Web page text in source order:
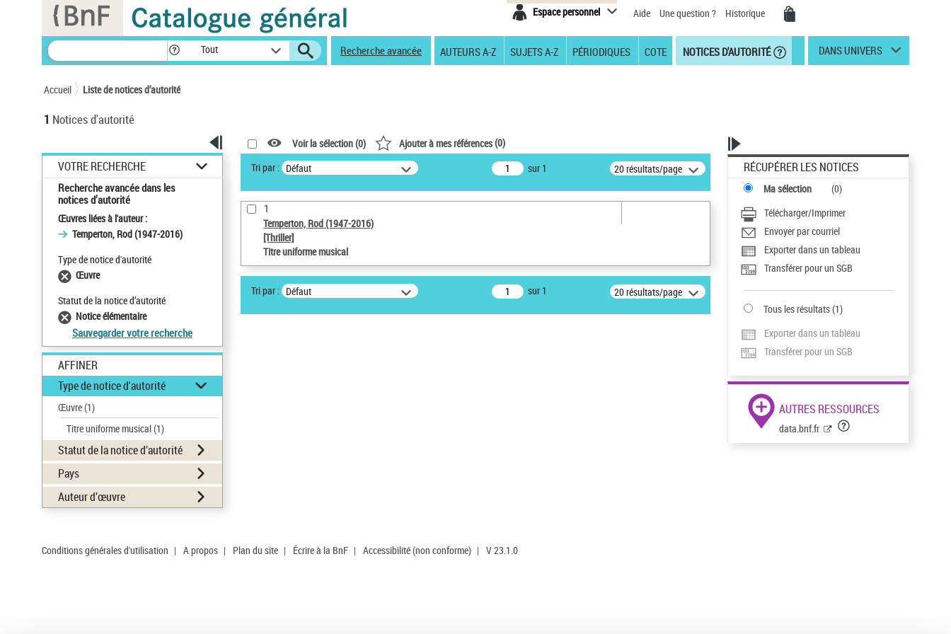
Espace personnel Aide Une question ? Historique
Tout Recherche avancée AUTEURS A-Z SUJETS A-Z PÉRIODIQUES COTE NOTICES D'AUTORITÉ DANS UNIVERS
Accueil Liste de notices d’autorité
1 Notices d'autorité
VOTRE RECHERCHE
Recherche avancée dans les
notices d’autorité
Œuvres liées à l'auteur :
Temperton, Rod (1947-2016)
Type de notice d'autorité
Œuvre
Statut de la notice d’autorité
Notice élémentaire
Sauvegarder votre recherche
AFFINER
Type de notice d'autorité
Œuvre(1)
Titre uniforme musical(1)
Statut de la notice d’autorité
Pays
Auteur d’œuvre
Voir la sélection (0) Ajouter à mes références(0)
Tri par : Défaut sur 1 20 résultats/page
1
Temperton, Rod (1947-2016)
[Thriller]
Titre uniforme musical
Tri par : Défaut sur 1 20 résultats/page
RÉCUPÉRER LES NOTICES
Ma sélection (0)
Télécharger/Imprimer
Envoyer par courriel
Exporter dans un tableau
Transférer pour un SGB
Tous les résultats(1)
Exporter dans un tableau
Transférer pour un SGB
AUTRES RESSOURCES
data.bnf.fr
Conditions générales d'utilisation | A propos | Plan du site | Écrire à la BnF | Accessibilité (non conforme) | V 23.1.0
Panneau de gestion des cookies